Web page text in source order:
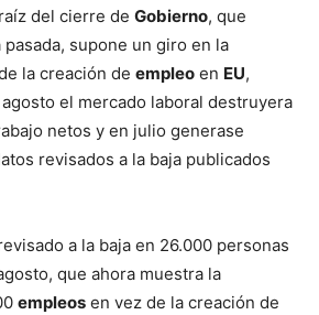
del cierre de Gobierno, que
supone un giro en la
la creación de empleo en EU,
el mercado laboral destruyera
netos y en julio generase
revisados a la baja publicados
a la baja en 26.000 personas
que ahora muestra la
empleos en vez de la creación de